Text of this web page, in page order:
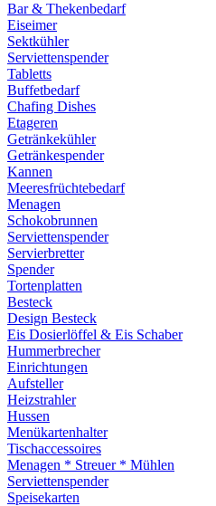
Bar & Thekenbedarf
Eiseimer
Sektkühler
Serviettenspender
Tabletts
Buffetbedarf
Chafing Dishes
Etageren
Getränkekühler
Getränkespender
Kannen
Meeresfrüchtebedarf
Menagen
Schokobrunnen
Serviettenspender
Servierbretter
Spender
Tortenplatten
Besteck
Design Besteck
Eis Dosierlöffel & Eis Schaber
Hummerbrecher
Einrichtungen
Aufsteller
Heizstrahler
Hussen
Menükartenhalter
Tischaccessoires
Menagen * Streuer * Mühlen
Serviettenspender
Speisekarten